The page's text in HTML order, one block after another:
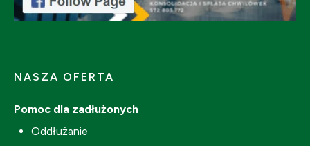
NASZA OFERTA
Pomoc dla zadłużonych
Oddłużanie